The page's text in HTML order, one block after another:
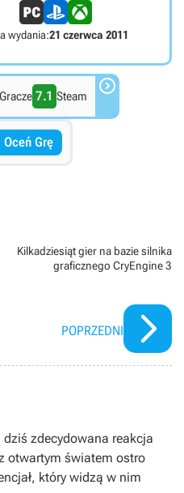
wydania:21 czerwca 2011
Gracze 7.1 Steam 
Oceń Grę
Kilkadziesiąt gier na bazie silnika
graficznego CryEngine 3
POPRZEDNI
zdecydowana reakcja
otwartym światem ostro
który widzą w nim